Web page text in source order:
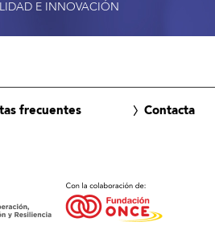
E INNOVACIÓN
frecuentes Contacta